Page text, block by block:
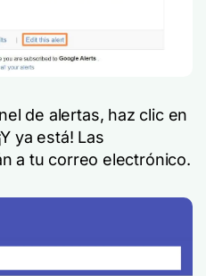
de alertas, haz clic en
ya está! Las
a tu correo electrónico.